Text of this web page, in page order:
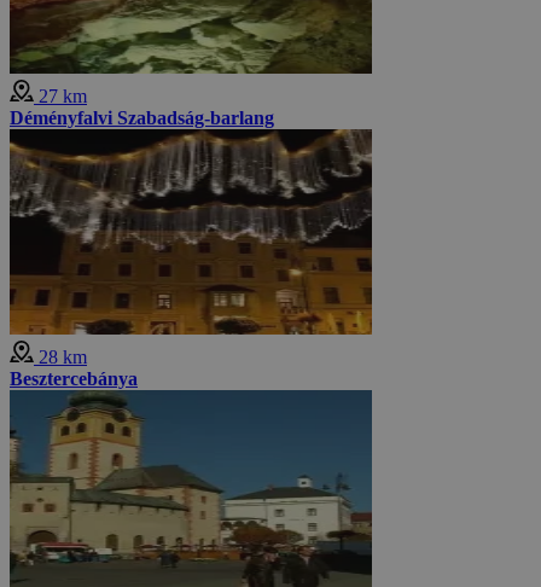
27 km
Déményfalvi Szabadság-barlang
28 km
Besztercebánya